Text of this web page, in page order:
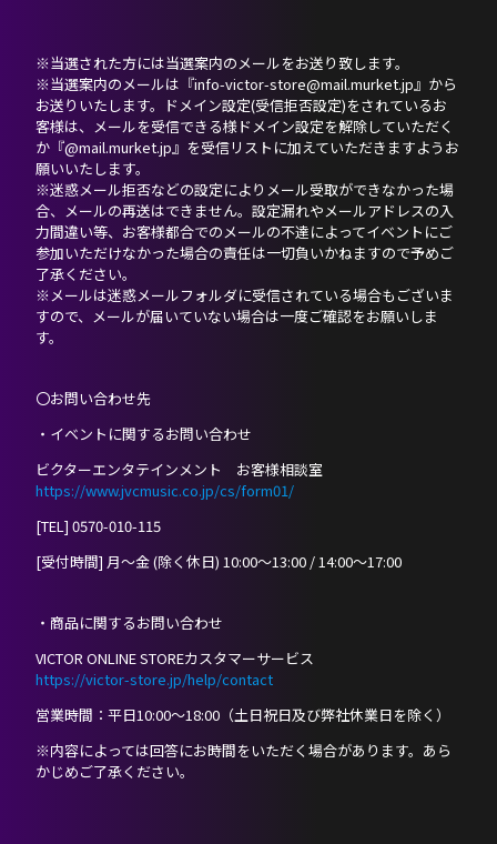
※当選された方には当選案内のメールをお送り致します。
※当選案内のメールは『info-victor-store@mail.murket.jp』から
お送りいたします。ドメイン設定(受信拒否設定)をされているお
客様は、メールを受信できる様ドメイン設定を解除していただく
か『@mail.murket.jp』を受信リストに加えていただきますようお
願いいたします。
※迷惑メール拒否などの設定によりメール受取ができなかった場
合、メールの再送はできません。設定漏れやメールアドレスの入
力間違い等、お客様都合でのメールの不達によってイベントにご
参加いただけなかった場合の責任は一切負いかねますので予めご
了承ください。
※メールは迷惑メールフォルダに受信されている場合もございま
すので、メールが届いていない場合は一度ご確認をお願いしま
す。
〇お問い合わせ先
・イベントに関するお問い合わせ
ビクターエンタテインメント お客様相談室
https://www.jvcmusic.co.jp/cs/form01/
[TEL] 0570-010-115
[受付時間] 月～金 (除く休日) 10:00～13:00 / 14:00～17:00
・商品に関するお問い合わせ
VICTOR ONLINE STOREカスタマーサービス
https://victor-store.jp/help/contact
営業時間：平日10:00～18:00（土日祝日及び弊社休業日を除く）
※内容によっては回答にお時間をいただく場合があります。あら
かじめご了承ください。